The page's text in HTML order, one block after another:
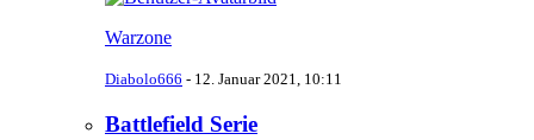
Warzone
Diabolo666 - 12. Januar 2021, 10:11
Battlefield Serie